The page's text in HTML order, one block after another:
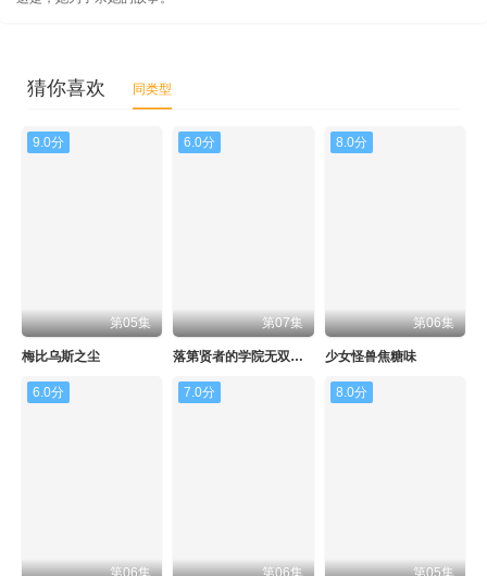
猜你喜欢 同类型
9.0分
第05集
梅比乌斯之尘
6.0分
第07集
落第贤者的学院无双第二回转生，S等级作弊魔术师冒险记
8.0分
第06集
少女怪兽焦糖味
6.0分
第06集
7.0分
第06集
8.0分
第05集